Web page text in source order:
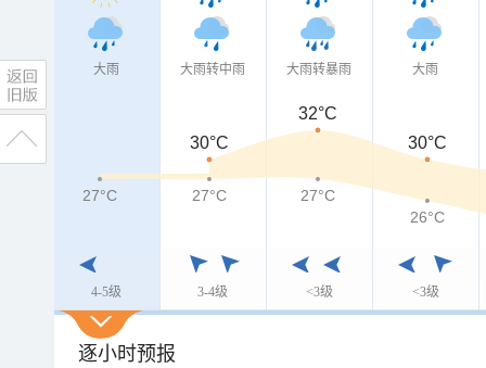
大雨
4-5级
大雨转中雨
3-4级
大雨转暴雨
<3级
大雨
<3级
30°C
32°C
30°C
27°C 27°C
27°C
26°C
逐小时预报